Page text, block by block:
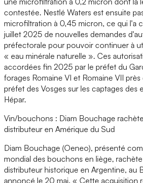
contestée. Nestlé Waters est ensuite
microfiltration à 0,45 micron, ce qui l'a
juillet 2025 de nouvelles demandes
préfectorale pour pouvoir continuer à
« eau minérale naturelle ». Ces
accordées fin 2025 par le préfet du
forages Romaine VI et Romaine VII
préfet des Vosges sur les captages des
Hépar.
Vin/bouchons : Diam Bouchage
distributeur en Amérique du Sud
Diam Bouchage (Oeneo), présenté
mondial des bouchons en liège,
distributeur historique en Argentine, au
annoncé le 20 mai. « Cette acquisition